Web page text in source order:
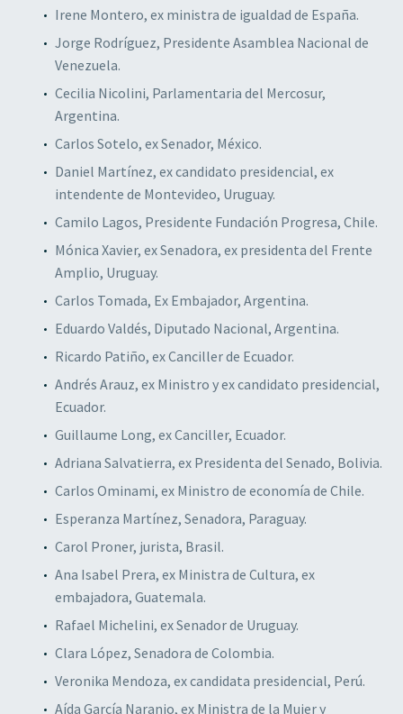
Irene Montero, ex ministra de igualdad de España.
Jorge Rodríguez, Presidente Asamblea Nacional de
Venezuela.
Cecilia Nicolini, Parlamentaria del Mercosur,
Argentina.
Carlos Sotelo, ex Senador, México.
Daniel Martínez, ex candidato presidencial, ex
intendente de Montevideo, Uruguay.
Camilo Lagos, Presidente Fundación Progresa, Chile.
Mónica Xavier, ex Senadora, ex presidenta del Frente
Amplio, Uruguay.
Carlos Tomada, Ex Embajador, Argentina.
Eduardo Valdés, Diputado Nacional, Argentina.
Ricardo Patiño, ex Canciller de Ecuador.
Andrés Arauz, ex Ministro y ex candidato presidencial,
Ecuador.
Guillaume Long, ex Canciller, Ecuador.
Adriana Salvatierra, ex Presidenta del Senado, Bolivia.
Carlos Ominami, ex Ministro de economía de Chile.
Esperanza Martínez, Senadora, Paraguay.
Carol Proner, jurista, Brasil.
Ana Isabel Prera, ex Ministra de Cultura, ex
embajadora, Guatemala.
Rafael Michelini, ex Senador de Uruguay.
Clara López, Senadora de Colombia.
Veronika Mendoza, ex candidata presidencial, Perú.
Aída García Naranjo, ex Ministra de la Mujer y